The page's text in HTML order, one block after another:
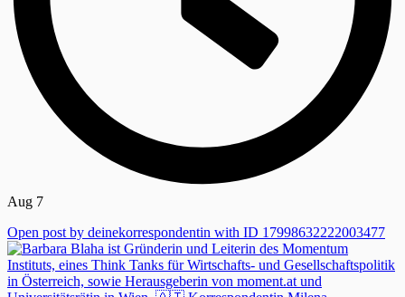
Aug 7
Open post by deinekorrespondentin with ID 17998632222003477